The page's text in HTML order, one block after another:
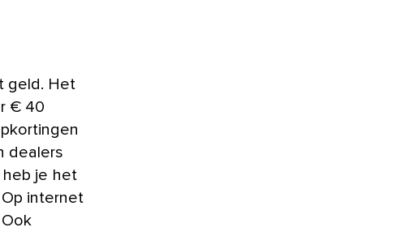
€ 40
dealers
heb je het
internet